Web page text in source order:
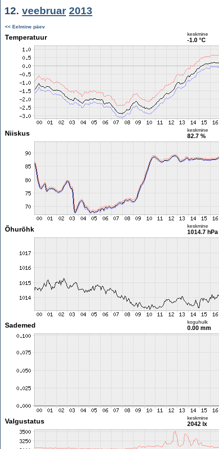
12. veebruar 2013
<< Eelmine päev
Temperatuur keskmine
-1.0 °C
Niiskus keskmine
82.7 %
Õhurõhk keskmine
1014.7 hPa
Sademed koguhulk
0.00 mm
Valgustatus keskmine
2042 lx